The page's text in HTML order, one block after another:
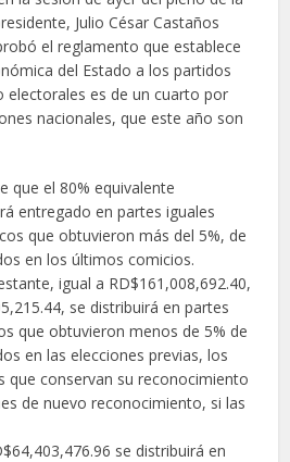
Julio César Castaños
el reglamento que establece
del Estado a los partidos
electorales es de un cuarto por
nacionales, que este año son
que el 80% equivalente
entregado en partes iguales
que obtuvieron más del 5%, de
en los últimos comicios.
igual a RD$161,008,692.40,
se distribuirá en partes
que obtuvieron menos de 5% de
en las elecciones previas, los
conservan su reconocimiento
de nuevo reconocimiento, si las
se distribuirá en